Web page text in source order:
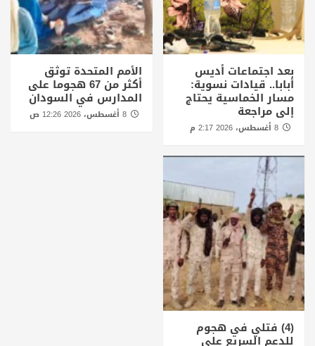
بعد اجتماعات أديس
أبابا.. قيادات نسوية:
مسار الخماسية يحتاج
إلى مراجعة
الأمم المتحدة توثق
أكثر من 67 هجوما على
المدارس في السودان
8 أغسطس، 2026 12:26 ص
(4) فتلي في هجوم
للدعم السريع على